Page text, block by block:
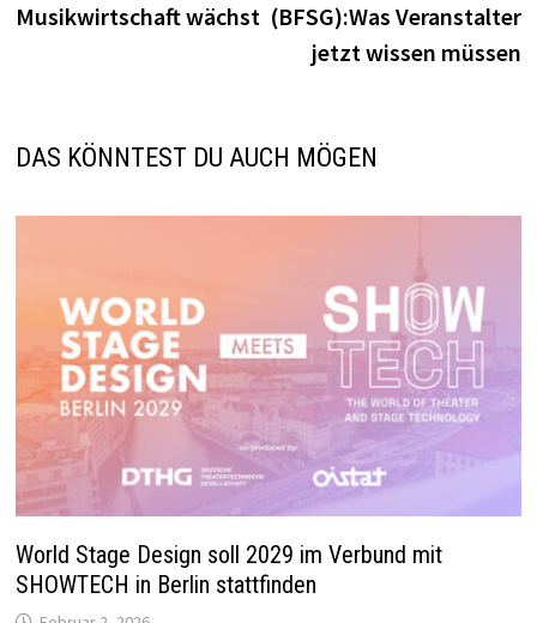
Musikwirtschaft wächst (BFSG):Was Veranstalter
jetzt wissen müssen
DAS KÖNNTEST DU AUCH MÖGEN
World Stage Design soll 2029 im Verbund mit
SHOWTECH in Berlin stattfinden